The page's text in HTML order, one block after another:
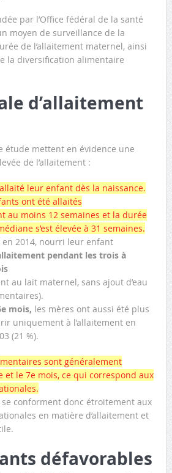
par l’Office fédéral de la santé
moyen de surveillance de la
de l’allaitement maternel, ainsi
la diversification alimentaire
d’allaitement
étude mettent en évidence une
de l’allaitement :
leur enfant dès la naissance.
ont été allaités
au moins 12 semaines et la durée
s’est élevée à 31 semaines.
en 2014, nourri leur enfant
pendant les trois à
au lait maternel, sans ajout d’eau
mois, les mères ont aussi été plus
uniquement à l’allaitement en
(21 %).
sont généralement
le 7e mois, ce qui correspond aux
se conforment donc étroitement aux
en matière d’allaitement et
défavorables